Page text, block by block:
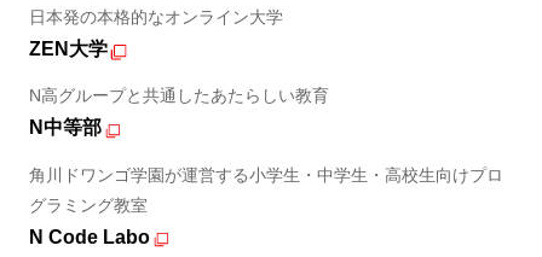
日本発の本格的なオンライン大学
ZEN大学
N高グループと共通したあたらしい教育
N中等部
角川ドワンゴ学園が運営する小学生・中学生・高校生向けプロ
グラミング教室
N Code Labo